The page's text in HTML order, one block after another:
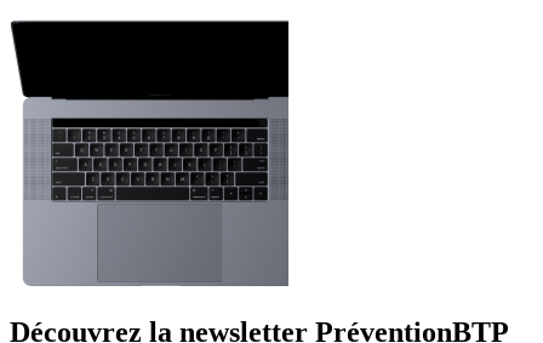
Découvrez la newsletter PréventionBTP